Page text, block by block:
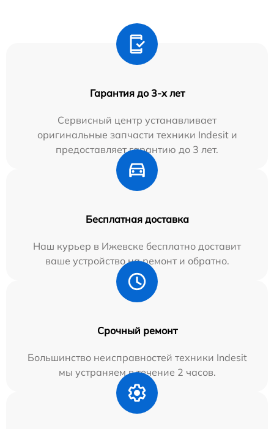
Гарантия до 3-х лет
Сервисный центр устанавливает
оригинальные запчасти техники Indesit и
предоставляет гарантию до 3 лет.
Бесплатная доставка
Наш курьер в Ижевске бесплатно доставит
ваше устройство на ремонт и обратно.
Срочный ремонт
Большинство неисправностей техники Indesit
мы устраняем в течение 2 часов.